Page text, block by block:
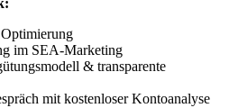
im SEA-Marketing
& transparente
mit kostenloser Kontoanalyse